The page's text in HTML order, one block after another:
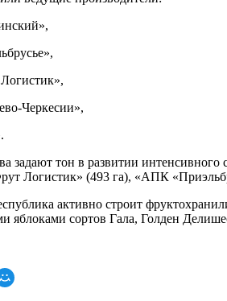
Черкесии»,
задают тон в развитии
Логистик» (493 га), «АПК
активно строит
яблоками сортов Гала, Голден